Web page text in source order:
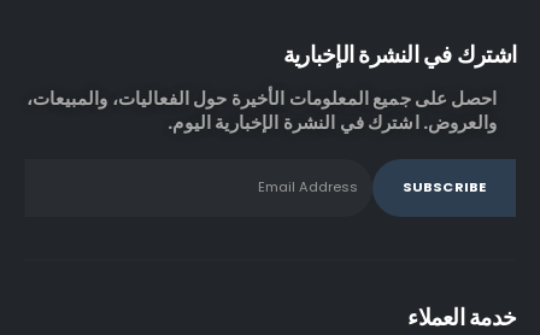
اشترك في النشرة الإخبارية
احصل على جميع المعلومات الأخيرة حول الفعاليات، والمبيعات،
والعروض. اشترك في النشرة الإخبارية اليوم.
خدمة العملاء